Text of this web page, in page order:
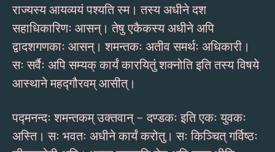
राज्यस्य आयव्ययं पश्यति स्म। तस्य अधीने दश
सहाधिकारिणः आसन्। तेषु एकैकस्य अधीने अपि
द्वादशगणकाः आसन्। शमन्तकः अतीव समर्थः अधिकारी।
सः सर्वैः अपि सम्यक् कार्यं कारयितुं शक्नोति इति तस्य विषये
आस्थाने महद्गौरवम् आसीत्।
पद्मनन्दः शमन्तकम् उक्तवान् – दण्डकः इति एकः युवकः
अस्ति। सः भवतः अधीने कार्यं करोतु। सः किञ्चित् गर्विष्ठः